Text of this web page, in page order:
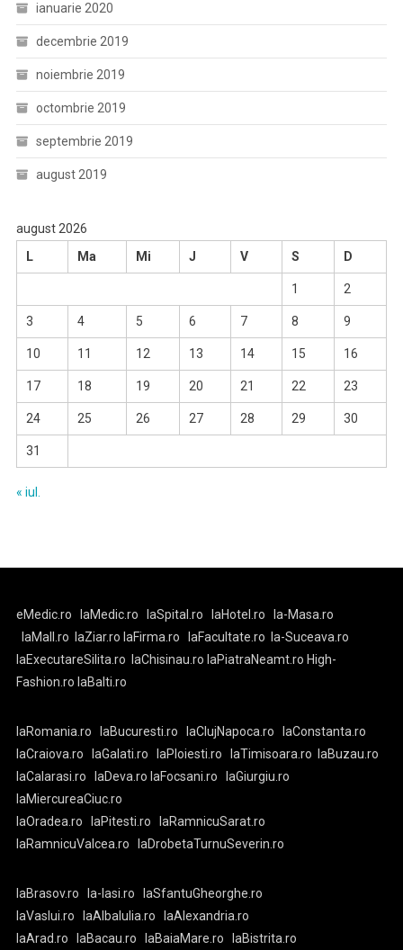
ianuarie 2020
decembrie 2019
noiembrie 2019
octombrie 2019
septembrie 2019
august 2019
august 2026
L
Ma Mi J V S D
1 2
3 4 5 6 7 8 9
10 11 12 13 14 15 16
17 18 19 20 21 22 23
24 25 26 27 28 29 30
31
« iul.
eMedic.ro laMedic.ro laSpital.ro laHotel.ro
la-Masa.ro
laMall.ro
laZiar.ro laFirma.ro laFacultate.ro
la-Suceava.ro
laExecutareSilita.ro
laChisinau.ro laPiatraNeamt.ro High-
Fashion.ro laBalti.ro
laRomania.ro laBucuresti.ro laClujNapoca.ro
laConstanta.ro
laCraiova.ro
laGalati.ro laPloiesti.ro laTimisoara.ro
laBuzau.ro
laCalarasi.ro
laDeva.ro laFocsani.ro
laGiurgiu.ro
laMiercureaCiuc.ro
laOradea.ro
laPitesti.ro
laRamnicuSarat.ro
laRamnicuValcea.ro
laDrobetaTurnuSeverin.ro
laBrasov.ro la-Iasi.ro
laSfantuGheorghe.ro
laVaslui.ro
laAlbaIulia.ro
laAlexandria.ro
laArad.ro
laBacau.ro laBaiaMare.ro laBistrita.ro